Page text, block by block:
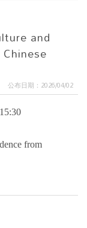
and
公布日期：2026/04/02
from